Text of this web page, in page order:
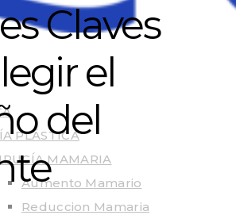
PLÁSTICA
MAMARIA
Aumento Mamario
Reduccion Mamaria
Claves
el
del